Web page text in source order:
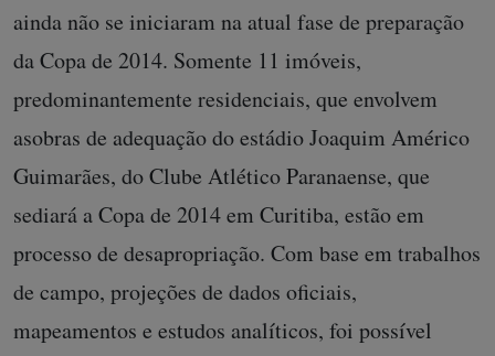
ainda não se iniciaram na atual fase de preparação
da Copa de 2014. Somente 11 imóveis,
predominantemente residenciais, que envolvem
asobras de adequação do estádio Joaquim Américo
Guimarães, do Clube Atlético Paranaense, que
sediará a Copa de 2014 em Curitiba, estão em
processo de desapropriação. Com base em trabalhos
de campo, projeções de dados oficiais,
mapeamentos e estudos analíticos, foi possível